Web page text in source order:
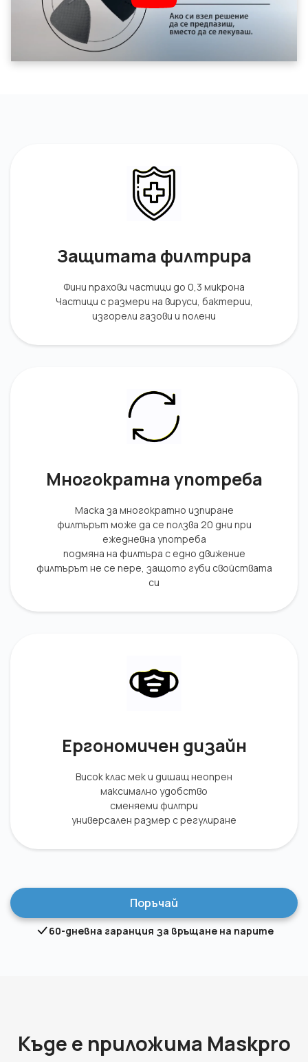
Защитата филтрира
Фини прахови частици до 0,3 микрона
Частици с размери на вируси, бактерии,
изгорели газови и полени
Многократна употреба
Маска за многократно изпиране
филтърът може да се ползва 20 дни при
ежедневна употреба
подмяна на филтъра с едно движение
филтърът не се пере, защото губи свойствата
си
Ергономичен дизайн
Висок клас мек и дишащ неопрен
максимално удобство
сменяеми филтри
универсален размер с регулиране
Поръчай
60-дневна гаранция за връщане на парите
Къде е приложима Maskpro